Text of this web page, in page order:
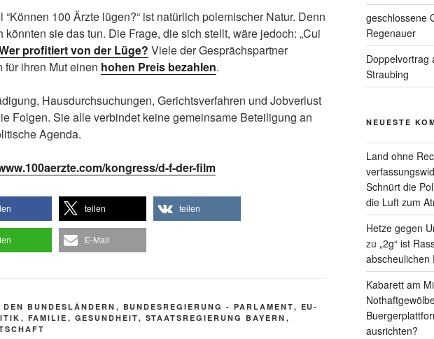
“Können 100 Ärzte lügen?“ ist natürlich polemischer Natur. Denn
könnten sie das tun. Die Frage, die sich stellt, wäre jedoch: „Cui
profitiert von der Lüge? Viele der Gesprächspartner
für ihren Mut einen hohen Preis bezahlen.
Hausdurchsuchungen, Gerichtsverfahren und Jobverlust
Folgen. Sie alle verbindet keine gemeinsame Beteiligung an
Agenda.
kongress/d-f-der-film
teilen teilen
E-Mail
DEN BUNDESLÄNDERN , BUNDESREGIERUNG - PARLAMENT, EU-
, FAMILIE , GESUNDHEIT, STAATSREGIERUNG BAYERN ,
geschlossene
Regenauer
Doppelvortrag
Straubing
NEUESTE
Land ohne
Schnürt die
die Luft zum
Hetze gegen
zu „2g“ ist
abscheulichen
Kabarett am
ausrichten?